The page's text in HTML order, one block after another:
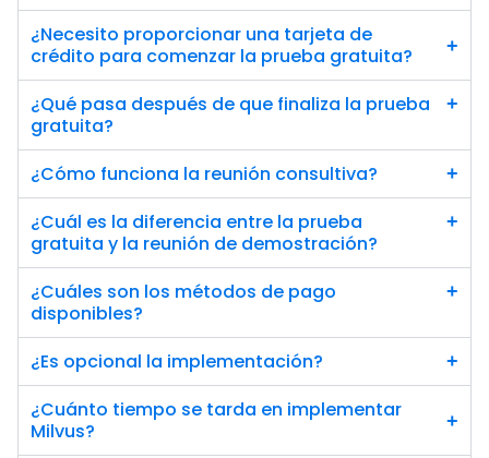
¿Necesito proporcionar una tarjeta de
crédito para comenzar la prueba gratuita?
+
¿Qué pasa después de que finaliza la prueba
gratuita?
+
¿Cómo funciona la reunión consultiva? +
¿Cuál es la diferencia entre la prueba
gratuita y la reunión de demostración?
+
¿Cuáles son los métodos de pago
disponibles?
+
¿Es opcional la implementación? +
¿Cuánto tiempo se tarda en implementar
Milvus?
+